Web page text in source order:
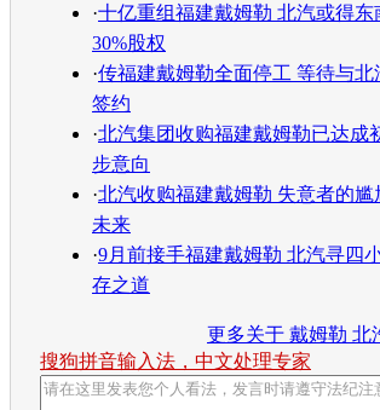
·十亿重组福建戴姆勒 北汽或得东
30%股权
·传福建戴姆勒全面停工 等待与北
签约
·北汽集团收购福建戴姆勒已达成
步意向
·北汽收购福建戴姆勒 失意者的尴
未来
·9月前接手福建戴姆勒 北汽寻四
存之道
更多关于 戴姆勒 北
搜狗拼音输入法，中文处理专家